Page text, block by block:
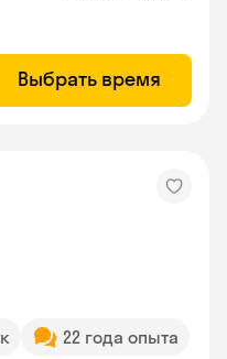
Выбрать время
22 года опыта